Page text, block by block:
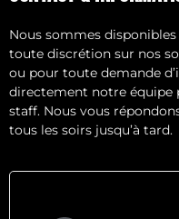
Nous sommes
toute discrétion sur nos
ou pour toute demande
directement notre équipe
staff. Nous vous
tous les soirs jusqu’à tard.